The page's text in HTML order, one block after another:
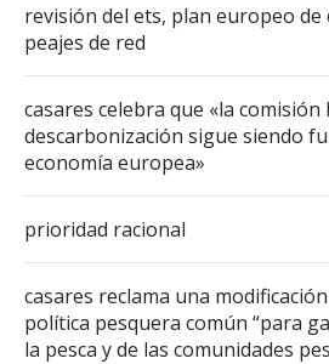
revisión del ets, plan europeo de
peajes de red
casares celebra que «la
descarbonización sigue siendo
economía europea»
prioridad racional
casares reclama una
política pesquera común “para
la pesca y de las comunidades